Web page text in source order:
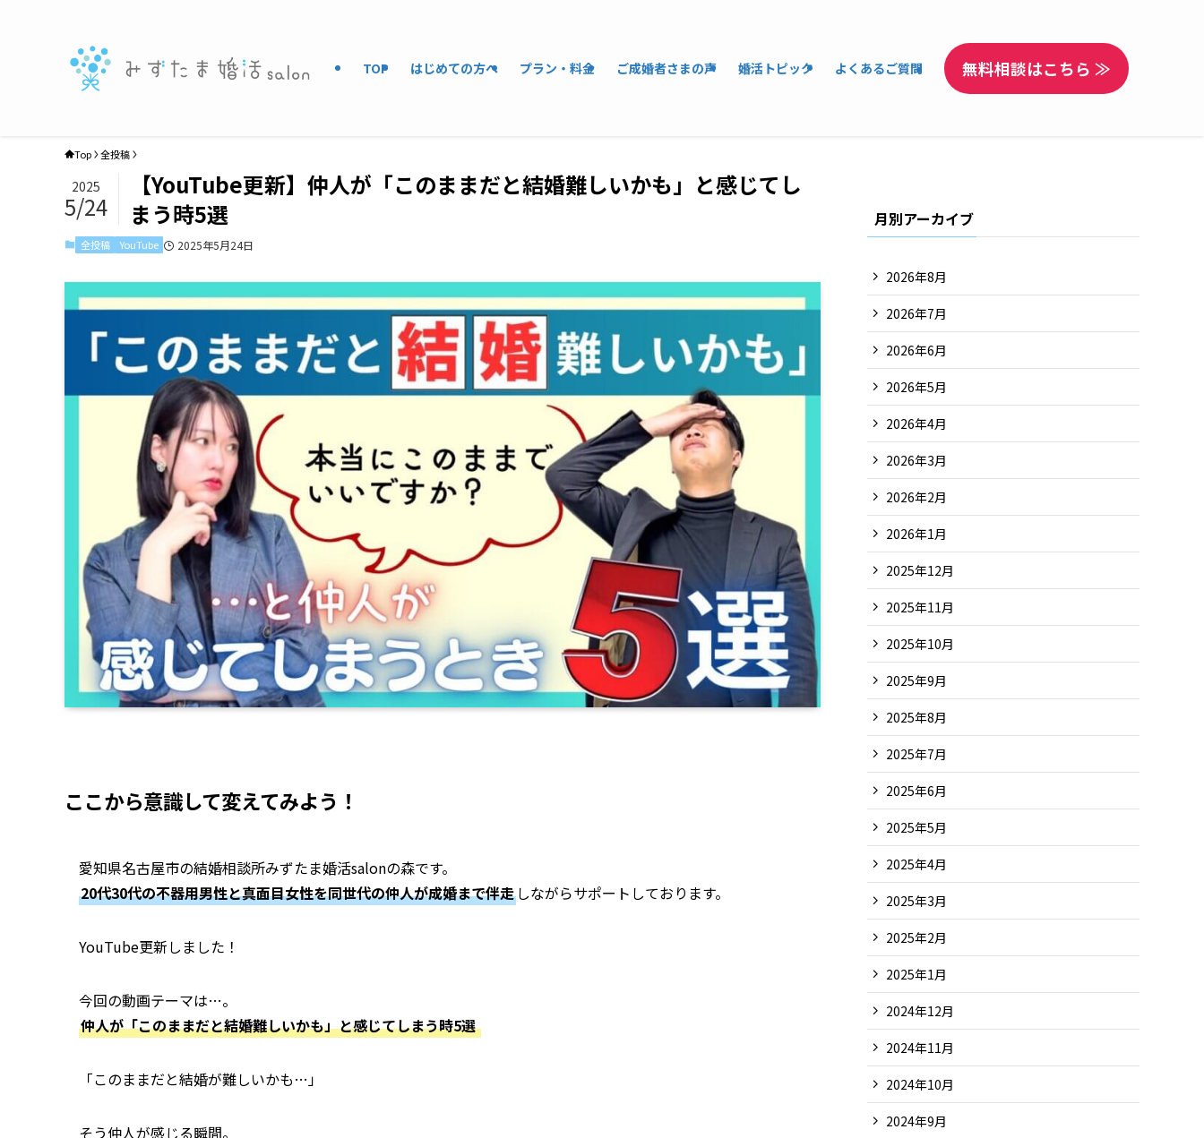
TOP はじめての方へ プラン・料金 ご成婚者さまの声 婚活トピック よくあるご質問 無料相談はこちら ≫
Top 全投稿
【YouTube更新】仲人が「このままだと結婚難しいかも」と感じてし
まう時5選
2025
5/24
全投稿 YouTube 2025年5月24日
ここから意識して変えてみよう！
愛知県名古屋市の結婚相談所みずたま婚活salonの森です。
20代30代の不器用男性と真面目女性を同世代の仲人が成婚まで伴走 しながらサポートしております。
YouTube更新しました！
今回の動画テーマは…。
仲人が「このままだと結婚難しいかも」と感じてしまう時5選
「このままだと結婚が難しいかも…」
そう仲人が感じる瞬間。
月別アーカイブ
2026年8月
2026年7月
2026年6月
2026年5月
2026年4月
2026年3月
2026年2月
2026年1月
2025年12月
2025年11月
2025年10月
2025年9月
2025年8月
2025年7月
2025年6月
2025年5月
2025年4月
2025年3月
2025年2月
2025年1月
2024年12月
2024年11月
2024年10月
2024年9月